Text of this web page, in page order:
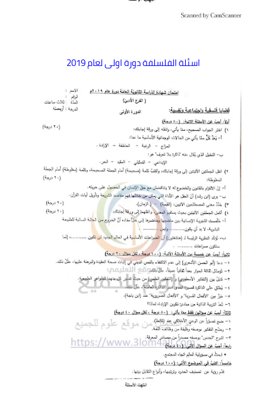
اسئلة الفلسلفة دورة اولى لعام 2019